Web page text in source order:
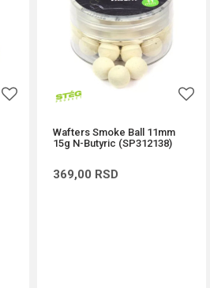
Wafters Smoke Ball 11mm
15g N-Butyric (SP312138)
369,00 RSD